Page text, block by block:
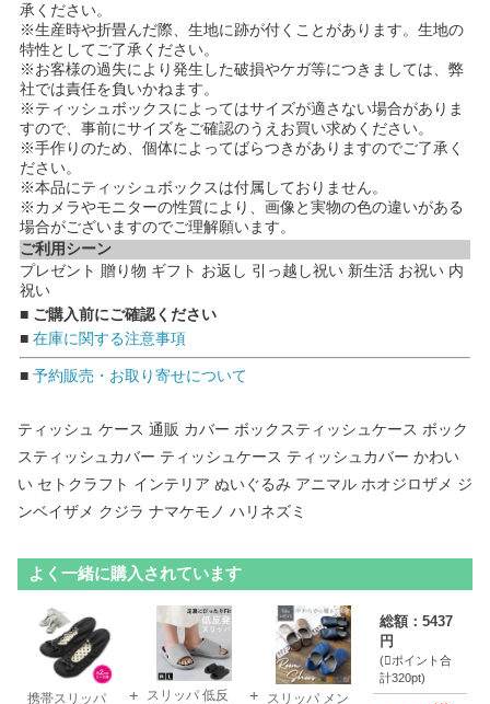
承ください。
※生産時や折畳んだ際、生地に跡が付くことがあります。生地の
特性としてご了承ください。
※お客様の過失により発生した破損やケガ等につきましては、弊
社では責任を負いかねます。
※ティッシュボックスによってはサイズが適さない場合がありま
すので、事前にサイズをご確認のうえお買い求めください。
※手作りのため、個体によってばらつきがありますのでご了承く
ださい。
※本品にティッシュボックスは付属しておりません。
※カメラやモニターの性質により、画像と実物の色の違いがある
場合がございますのでご理解願います。
ご利用シーン
プレゼント 贈り物 ギフト お返し 引っ越し祝い 新生活 お祝い 内
祝い
■ ご購入前にご確認ください
■ 在庫に関する注意事項
■ 予約販売・お取り寄せについて
ティッシュ ケース 通販 カバー ボックスティッシュケース ボック
スティッシュカバー ティッシュケース ティッシュカバー かわい
い セトクラフト インテリア ぬいぐるみ アニマル ホオジロザメ ジ
ンベイザメ クジラ ナマケモノ ハリネズミ